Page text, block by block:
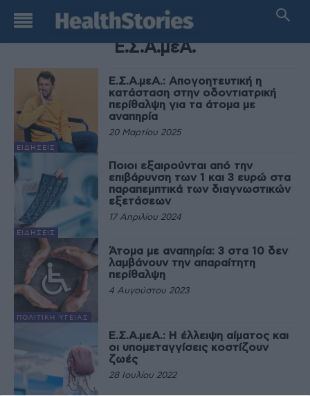
TAG
Ε.Σ.Α.μεΑ.
ΕΙΔΉΣΕΙΣ
Ε.Σ.Α.μεΑ.: Απογοητευτική η
κατάσταση στην οδοντιατρική
περίθαλψη για τα άτομα με
αναπηρία
20 Μαρτίου 2025
ΕΙΔΉΣΕΙΣ
Ποιοι εξαιρούνται από την
επιβάρυνση των 1 και 3 ευρώ στα
παραπεμπτικά των διαγνωστικών
εξετάσεων
17 Απριλίου 2024
ΠΟΛΙΤΙΚΉ ΥΓΕΊΑΣ
Άτομα με αναπηρία: 3 στα 10 δεν
λαμβάνουν την απαραίτητη
περίθαλψη
4 Αυγούστου 2023
Ε.Σ.Α.μεΑ.: Η έλλειψη αίματος και
οι υπομεταγγίσεις κοστίζουν
ζωές
28 Ιουλίου 2022